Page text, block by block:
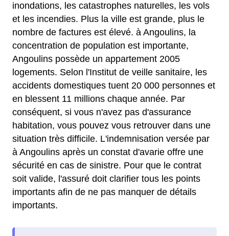
inondations, les catastrophes naturelles, les vols
et les incendies. Plus la ville est grande, plus le
nombre de factures est élevé. à Angoulins, la
concentration de population est importante,
Angoulins possède un appartement 2005
logements. Selon l'Institut de veille sanitaire, les
accidents domestiques tuent 20 000 personnes et
en blessent 11 millions chaque année. Par
conséquent, si vous n'avez pas d'assurance
habitation, vous pouvez vous retrouver dans une
situation très difficile. L'indemnisation versée par
à Angoulins après un constat d'avarie offre une
sécurité en cas de sinistre. Pour que le contrat
soit valide, l'assuré doit clarifier tous les points
importants afin de ne pas manquer de détails
importants.